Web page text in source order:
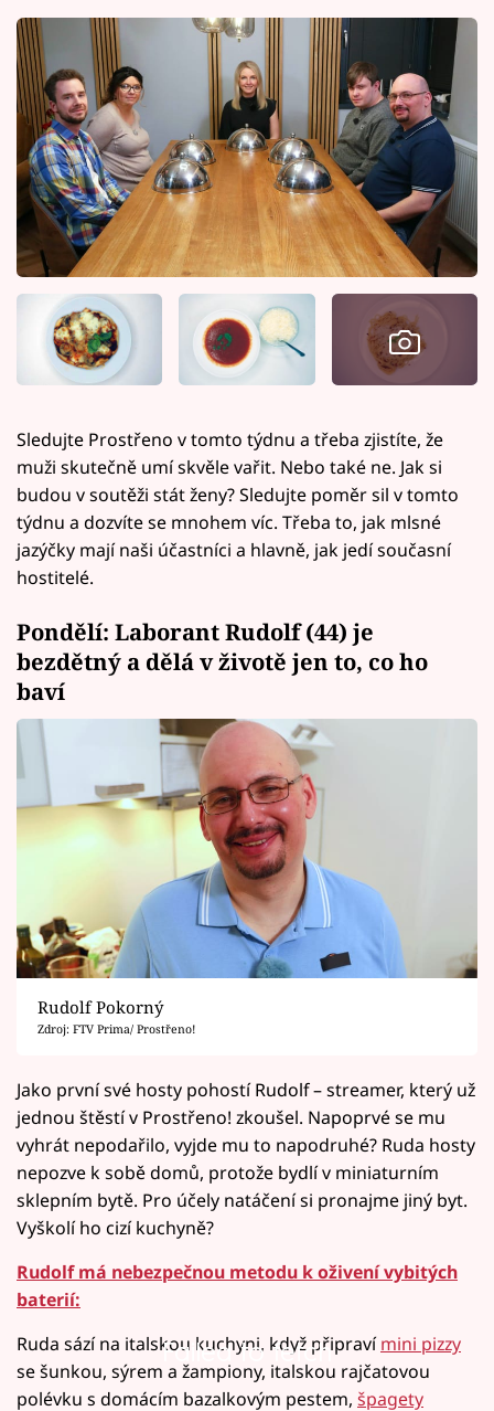
Sledujte Prostřeno v tomto týdnu a třeba zjistíte, že
muži skutečně umí skvěle vařit. Nebo také ne. Jak si
budou v soutěži stát ženy? Sledujte poměr sil v tomto
týdnu a dozvíte se mnohem víc. Třeba to, jak mlsné
jazýčky mají naši účastníci a hlavně, jak jedí současní
hostitelé.
Pondělí: Laborant Rudolf (44) je
bezdětný a dělá v životě jen to, co ho
baví
Rudolf Pokorný
Zdroj: FTV Prima/ Prostřeno!
Jako první své hosty pohostí Rudolf – streamer, který už
jednou štěstí v Prostřeno! zkoušel. Napoprvé se mu
vyhrát nepodařilo, vyjde mu to napodruhé? Ruda hosty
nepozve k sobě domů, protože bydlí v miniaturním
sklepním bytě. Pro účely natáčení si pronajme jiný byt.
Vyškolí ho cizí kuchyně?
Rudolf má nebezpečnou metodu k oživení vybitých
baterií:
Failed to fetch
Ruda sází na italskou kuchyni, když připravímini pizzy
se šunkou, sýrem a žampiony, italskou rajčatovou
polévku s domácím bazalkovým pestem, špagety